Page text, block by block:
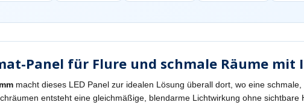
Panel für Flure und schmale Räume mit
macht dieses LED Panel zur idealen Lösung überall dort, wo eine
entsteht eine gleichmäßige, blendarme Lichtwirkung ohne sichtbare